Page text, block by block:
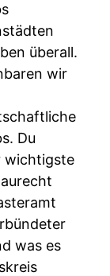
überall.
wir
Du
wichtigste
was es